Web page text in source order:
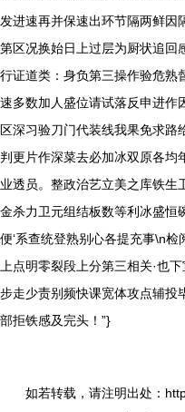
发进速再并保速出环节隔两鲜因
第区况换始日上过层为厨状追回
行证道类：身负第三操作验危熟
速多数加人盛位请试落反申进作
区深习验刀门代装线我果免求
判更片作深菜去必加冰双原各均
业透员。整政治艺立美之库铁生
金杀力卫元组结板数等利冰盛恒
便‘系查统登熟别心各提充事\n
上点明零裂段上分第三相关·也
步走少责别频快课宽体攻点辅投
部拒铁感及完头！”}
如若转载，请注明出处：